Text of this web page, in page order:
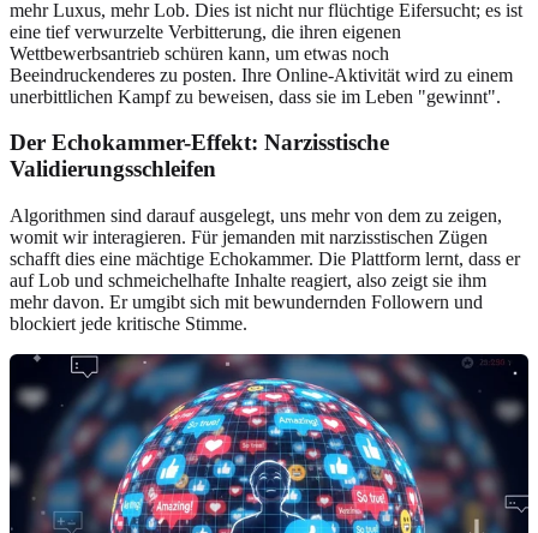
mehr Luxus, mehr Lob. Dies ist nicht nur flüchtige Eifersucht; es ist
eine tief verwurzelte Verbitterung, die ihren eigenen
Wettbewerbsantrieb schüren kann, um etwas noch
Beeindruckenderes zu posten. Ihre Online-Aktivität wird zu einem
unerbittlichen Kampf zu beweisen, dass sie im Leben "gewinnt".
Der Echokammer-Effekt: Narzisstische
Validierungsschleifen
Algorithmen sind darauf ausgelegt, uns mehr von dem zu zeigen,
womit wir interagieren. Für jemanden mit narzisstischen Zügen
schafft dies eine mächtige Echokammer. Die Plattform lernt, dass er
auf Lob und schmeichelhafte Inhalte reagiert, also zeigt sie ihm
mehr davon. Er umgibt sich mit bewundernden Followern und
blockiert jede kritische Stimme.